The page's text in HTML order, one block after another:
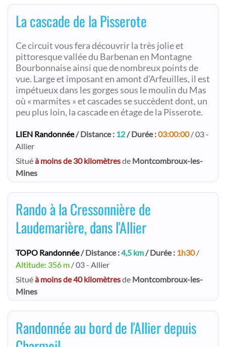
La cascade de la Pisserote
Ce circuit vous fera découvrir la très jolie et
pittoresque vallée du Barbenan en Montagne
Bourbonnaise ainsi que de nombreux points de
vue. Large et imposant en amont d’Arfeuilles, il est
impétueux dans les gorges sous le moulin du Mas
où « marmites » et cascades se succèdent dont, un
peu plus loin, la cascade en étage de la Pisserote.
LIEN Randonnée/ Distance : 12/ Durée :03:00:00/ 03 -
Allier
Situéà moins de 30 kilomètresde Montcombroux-les-
Mines
Rando à la Cressonnière de
Laudemarière, dans l'Allier
TOPO Randonnée/ Distance :4,5 km/ Durée : 1h30/
Altitude: 356 m / 03 - Allier
Situéà moins de 40 kilomètresde Montcombroux-les-
Mines
Randonnée au bord de l'Allier depuis